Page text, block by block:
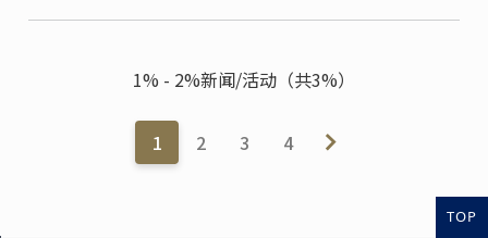
1% - 2%新闻/活动（共3%）
1 2 3 4
TOP